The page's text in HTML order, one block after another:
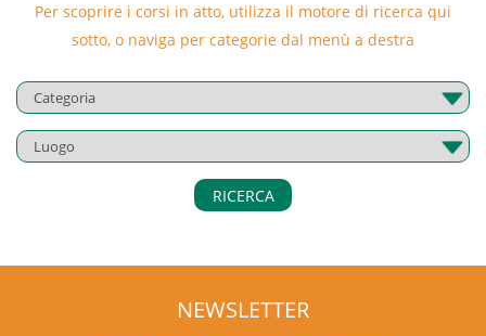
Per scoprire i corsi in atto, utilizza il motore di ricerca qui
sotto, o naviga per categorie dal menù a destra
RICERCA
NEWSLETTER